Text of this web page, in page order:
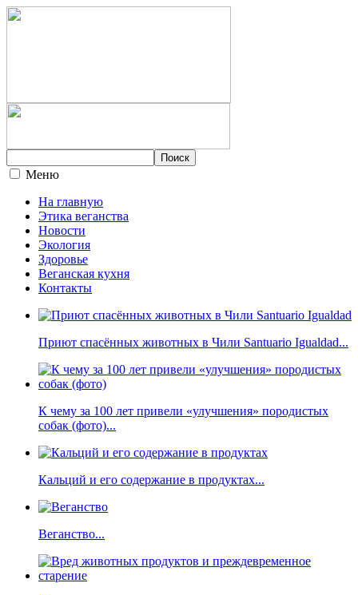
Меню
На главную
Этика веганства
Новости
Экология
Здоровье
Веганская кухня
Контакты
Приют спасённых животных в Чили Santuario Igualdad...
К чему за 100 лет привели «улучшения» породистых
собак (фото)...
Кальций и его содержание в продуктах...
Веганство...